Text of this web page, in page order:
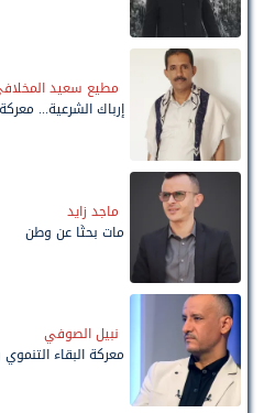
مطيع سعيد
إرباك الشرعية...
ماجد زايد
مات بحثًا عن وطن
نبيل الصوفي
معركة البقاء